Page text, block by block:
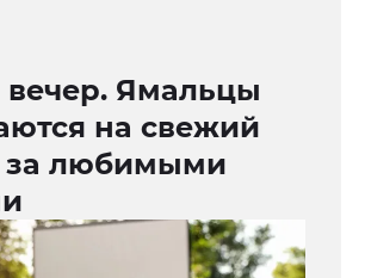
Ямальцы
на свежий
за любимыми